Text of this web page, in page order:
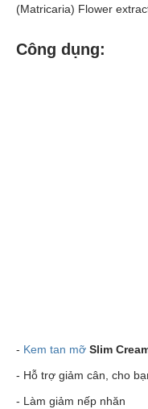
(Matricaria) Flower
Công dụng:
- Kem tan mỡ Slim
- Hỗ trợ giảm cân, cho
- Làm giảm nếp nhăn